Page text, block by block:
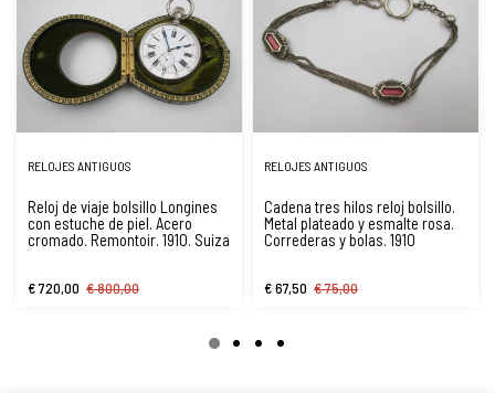
RELOJES ANTIGUOS
Reloj de viaje bolsillo Longines
con estuche de piel. Acero
cromado. Remontoir. 1910. Suiza
€ 720,00 € 800,00
RELOJES ANTIGUOS
Cadena tres hilos reloj bolsillo.
Metal plateado y esmalte rosa.
Correderas y bolas. 1910
€ 67,50 € 75,00